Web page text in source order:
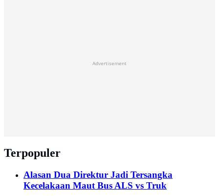
Advertisement
Terpopuler
Alasan Dua Direktur Jadi Tersangka
Kecelakaan Maut Bus ALS vs Truk